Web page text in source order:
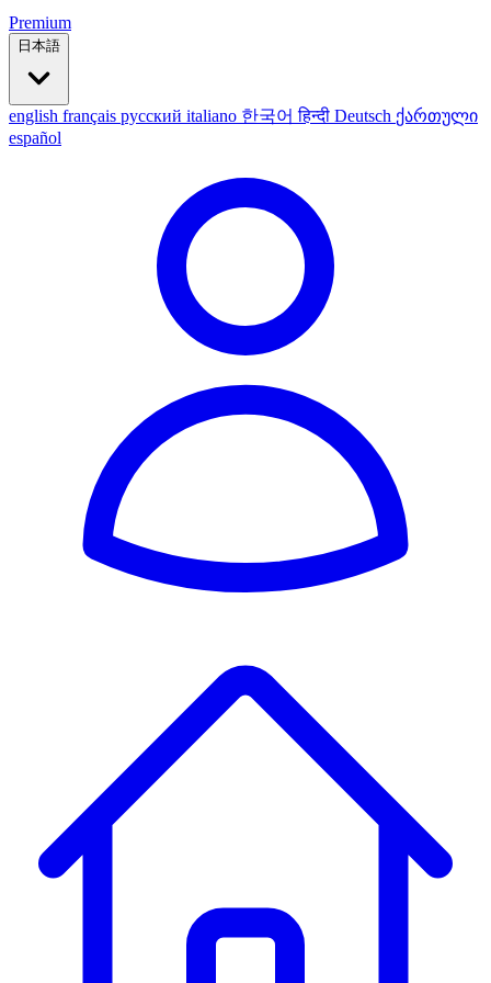
Premium
日本語
english français русский italiano 한국어हिन्दी Deutsch ქართული
español